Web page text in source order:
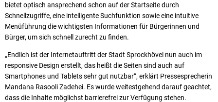
bietet optisch ansprechend schon auf der Startseite durch
Schnellzugriffe, eine intelligente Suchfunktion sowie eine intuitive
Menüführung die wichtigsten Informationen für Bürgerinnen und
Bürger, um sich schnell zurecht zu finden.
„Endlich ist der Internetauftritt der Stadt Sprockhövel nun auch im
responsive Design erstellt, das heißt die Seiten sind auch auf
Smartphones und Tablets sehr gut nutzbar“, erklärt Pressesprecherin
Mandana Rasooli Zadehei. Es wurde weitestgehend darauf geachtet,
dass die Inhalte möglichst barrierefrei zur Verfügung stehen.